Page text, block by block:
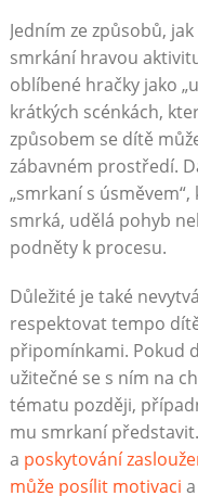
Jedním ze způsobů,
smrkání hravou
oblíbené hračky jako
krátkých scénkách,
způsobem se dítě
zábavném prostředí.
„smrkaní s
smrká, udělá pohyb
podněty k procesu.
Důležité je také
respektovat tempo
připomínkami. Pokud
užitečné se s ním na
tématu později,
mu smrkaní
a poskytování
může posílit motivaci